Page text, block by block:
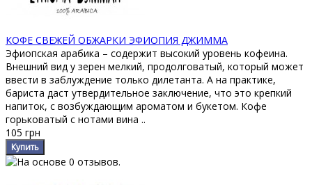
КОФЕ СВЕЖЕЙ ОБЖАРКИ ЭФИОПИЯ ДЖИММА
Эфиопская арабика – содержит высокий уровень кофеина.
Внешний вид у зерен мелкий, продолговатый, который может
ввести в заблуждение только дилетанта. А на практике,
бариста даст утвердительное заключение, что это крепкий
напиток, с возбуждающим ароматом и букетом. Кофе
горьковатый с нотами вина ..
105 грн